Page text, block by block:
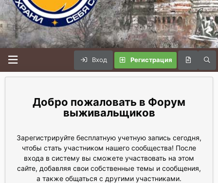
Вход Регистрация
Форум
выживальщиков
Зарегистрируйте бесплатную учетную запись сегодня,
чтобы стать участником нашего сообщества! После
входа в систему вы сможете участвовать на этом
сайте, добавляя свои собственные темы и сообщения,
а также общаться с другими участниками.